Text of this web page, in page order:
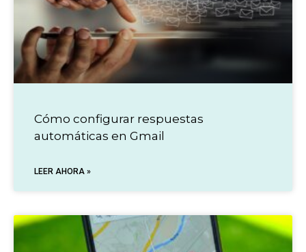
Cómo configurar respuestas
automáticas en Gmail
LEER AHORA »